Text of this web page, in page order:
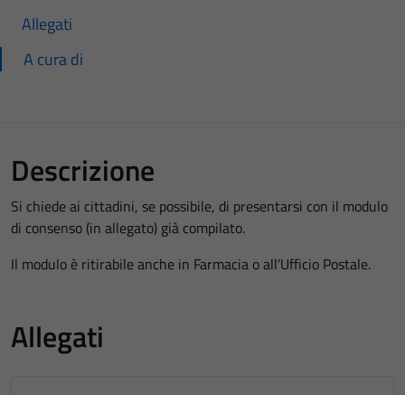
Allegati
A cura di
Descrizione
Si chiede ai cittadini, se possibile, di presentarsi con il modulo
di consenso (in allegato) già compilato.
Il modulo è ritirabile anche in Farmacia o all’Ufficio Postale.
Allegati